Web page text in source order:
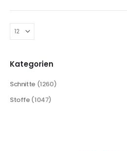
Kategorien
Schnitte (1260)
Stoffe (1047)